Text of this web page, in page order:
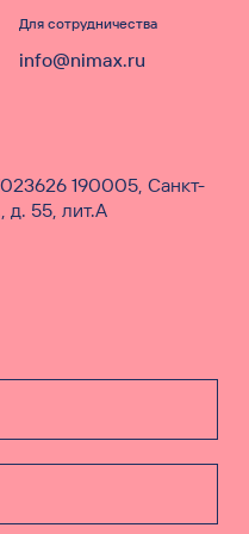
Для сотрудничества
info@nimax.ru
190005, Санкт-
д. 55, лит.А